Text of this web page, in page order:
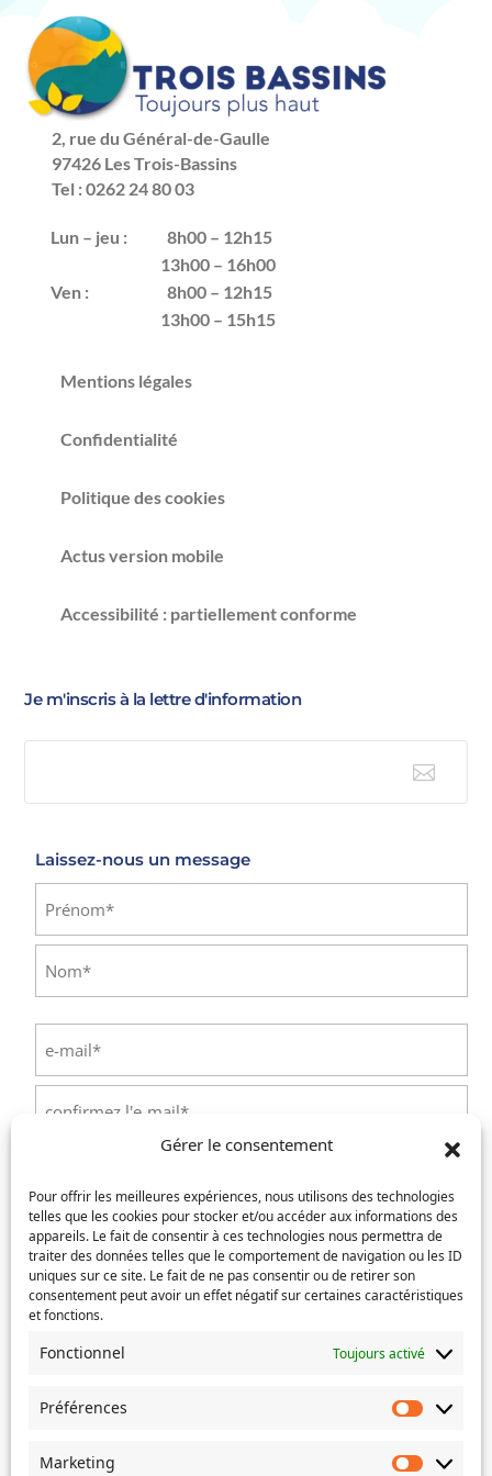
Gérer le consentement
Pour offrir les meilleures expériences, nous utilisons des technologies
telles que les cookies pour stocker et/ou accéder aux informations des
appareils. Le fait de consentir à ces technologies nous permettra de
traiter des données telles que le comportement de navigation ou les ID
uniques sur ce site. Le fait de ne pas consentir ou de retirer son
consentement peut avoir un effet négatif sur certaines caractéristiques
et fonctions.
Fonctionnel Toujours activé
Préférences
Marketing
2, rue du Général-de-Gaulle
97426 Les Trois-Bassins
Tel : 0262 24 80 03
Lun – jeu :
8h00 – 12h15
13h00 – 16h00
Ven :
8h00 – 12h15
13h00 – 15h15
Mentions légales
Confidentialité
Politique des cookies
Actus version mobile
Accessibilité : partiellement conforme
Je m'inscris à la lettre d'information

Laissez-nous un message
mail
un
mail
Service concerné (Nécessaire)
Si votre demande concerne des actes de naissance et/ou
de mariage, choisissez l'Etat-Civil comme service